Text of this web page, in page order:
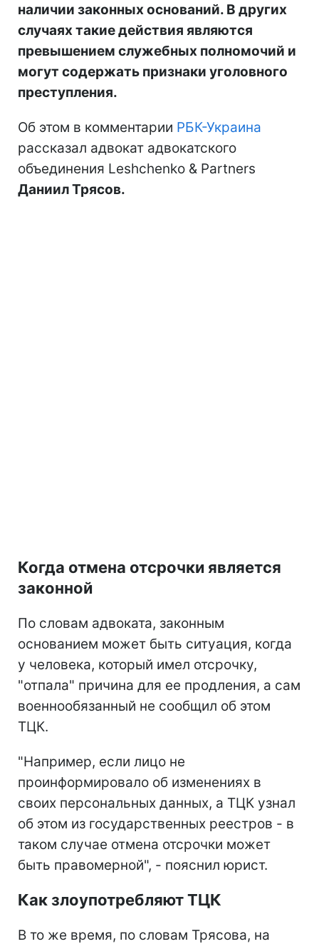
наличии законных оснований. В других
случаях такие действия являются
превышением служебных полномочий и
могут содержать признаки уголовного
преступления.
Об этом в комментарии РБК-Украина
рассказал адвокат адвокатского
объединения Leshchenko & Partners
Даниил Трясов.
Когда отмена отсрочки является
законной
По словам адвоката, законным
основанием может быть ситуация, когда
у человека, который имел отсрочку,
"отпала" причина для ее продления, а сам
военнообязанный не сообщил об этом
ТЦК.
"Например, если лицо не
проинформировало об изменениях в
своих персональных данных, а ТЦК узнал
об этом из государственных реестров - в
таком случае отмена отсрочки может
быть правомерной", - пояснил юрист.
Как злоупотребляют ТЦК
В то же время, по словам Трясова, на